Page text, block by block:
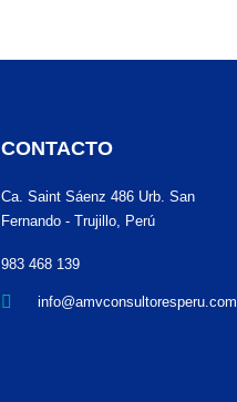
CONTACTO
Ca. Saint Sáenz 486 Urb. San
Fernando - Trujillo, Perú
983 468 139
info@amvconsultoresperu.com